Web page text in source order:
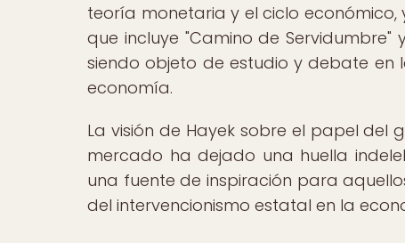
teoría monetaria y el ciclo económico,
que incluye "Camino de Servidumbre"
siendo objeto de estudio y debate
economía.
La visión de Hayek sobre el papel
mercado ha dejado una huella
una fuente de inspiración para
del intervencionismo estatal en la